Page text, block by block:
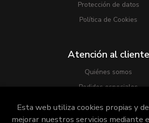
Protección de datos
Política de Cookies
Atención al cliente
Quiénes somos
Pedidos especiales
Esta web utiliza cookies propias y
mejorar nuestros servicios mediante